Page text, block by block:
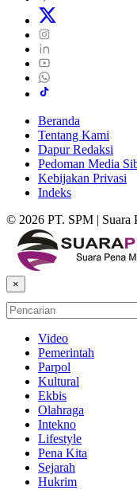
Beranda
Tentang Kami
Dapur Redaksi
Pedoman Media
Kebijakan Privasi
Indeks
© 2026 PT. SPM | Suara
×
Video
Pemerintah
Parpol
Kultural
Ekbis
Olahraga
Intekno
Lifestyle
Pena Kita
Sejarah
Hukrim